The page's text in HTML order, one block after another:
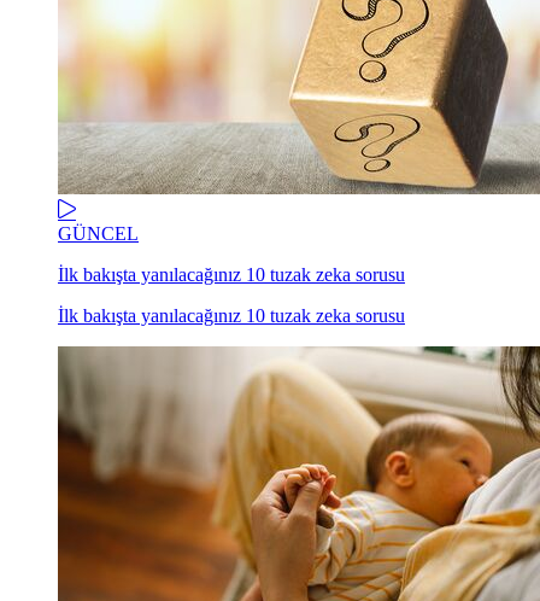
GÜNCEL
İlk bakışta yanılacağınız 10 tuzak zeka sorusu
İlk bakışta yanılacağınız 10 tuzak zeka sorusu